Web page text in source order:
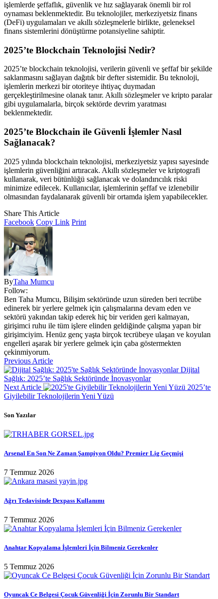
işlemlerde şeffaflık, güvenlik ve hız sağlayarak önemli bir rol
oynaması beklenmektedir. Bu teknolojiler, merkeziyetsiz finans
(DeFi) uygulamaları ve akıllı sözleşmelerle birlikte, geleneksel
finans sistemlerini dönüştürme potansiyeline sahiptir.
2025’te Blockchain Teknolojisi Nedir?
2025’te blockchain teknolojisi, verilerin güvenli ve şeffaf bir şekilde
saklanmasını sağlayan dağıtık bir defter sistemidir. Bu teknoloji,
işlemlerin merkezi bir otoriteye ihtiyaç duymadan
gerçekleştirilmesine olanak tanır. Akıllı sözleşmeler ve kripto paralar
gibi uygulamalarla, birçok sektörde devrim yaratması
beklenmektedir.
2025’te Blockchain ile Güvenli İşlemler Nasıl
Sağlanacak?
2025 yılında blockchain teknolojisi, merkeziyetsiz yapısı sayesinde
işlemlerin güvenliğini artıracak. Akıllı sözleşmeler ve kriptografi
kullanarak, veri bütünlüğü sağlanacak ve dolandırıcılık riski
minimize edilecek. Kullanıcılar, işlemlerinin şeffaf ve izlenebilir
olmasından faydalanarak güvenli bir ortamda işlem yapabilecekler.
Share This Article
Facebook Copy Link Print
ByTaha Mumcu
Follow:
Ben Taha Mumcu, Bilişim sektöründe uzun süreden beri tecrübe
edinerek bir yerlere gelmek için çalışmalarına devam eden ve
sektörü yakından takip ederek hiç bir veriden geri kalmayan,
girişimci ruhu ile tüm işlere elinden geldiğinde çalışma yapan bir
girişimciyim. Henüz genç yaşta birçok tecrübeye ulaşan ve koyulan
engelleri aşarak bir yerlere gelmek için çaba göstermekten
çekinmiyorum.
Previous Article
Dijital
Sağlık: 2025’te Sağlık Sektöründe İnovasyonlar
Next Article
2025’te
Giyilebilir Teknolojilerin Yeni Yüzü
Son Yazılar
Arsenal En Son Ne Zaman Şampiyon Oldu? Premier Lig Geçmişi
7 Temmuz 2026
Ağrı Tedavisinde Dexpass Kullanımı
7 Temmuz 2026
Anahtar Kopyalama İşlemleri İçin Bilmeniz Gerekenler
5 Temmuz 2026
Oyuncak Ce Belgesi Çocuk Güvenliği İçin Zorunlu Bir Standart